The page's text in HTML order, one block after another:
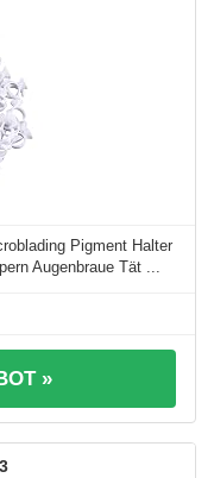
Pigment Halter
Augenbraue Tät ...
»
3